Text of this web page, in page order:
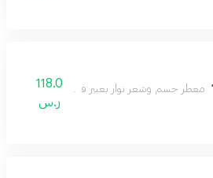
معطر جسم وشعر نوار بعبير فاخر يدوم طويلاً.
118.0
ر.س